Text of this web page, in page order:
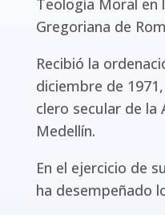
Gregoriana de
Recibió la
diciembre de
clero secular de la
Medellín.
En el ejercicio de
ha desempeñado